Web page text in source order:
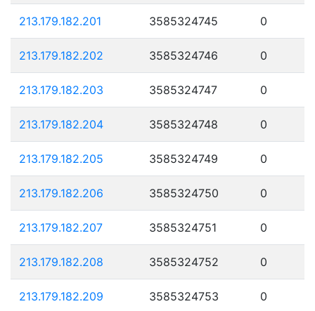
213.179.182.201 3585324745 0
213.179.182.202 3585324746 0
213.179.182.203 3585324747 0
213.179.182.204 3585324748 0
213.179.182.205 3585324749 0
213.179.182.206 3585324750 0
213.179.182.207 3585324751 0
213.179.182.208 3585324752 0
213.179.182.209 3585324753 0